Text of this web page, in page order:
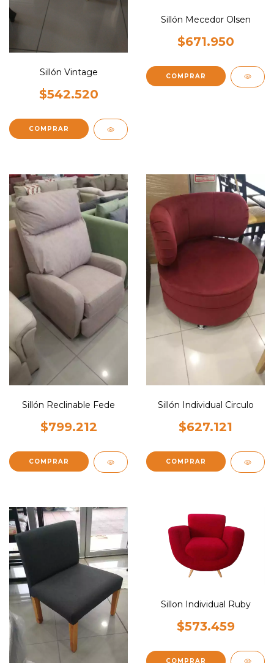
Sillón Vintage
$542.520
COMPRAR
Sillón Mecedor Olsen
$671.950
COMPRAR
Sillón Reclinable Fede
$799.212
COMPRAR
Sillón Individual Circulo
$627.121
COMPRAR
Sillon Individual Ruby
$573.459
COMPRAR